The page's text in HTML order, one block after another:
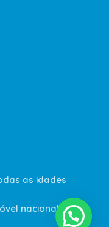
as idades
nacional)